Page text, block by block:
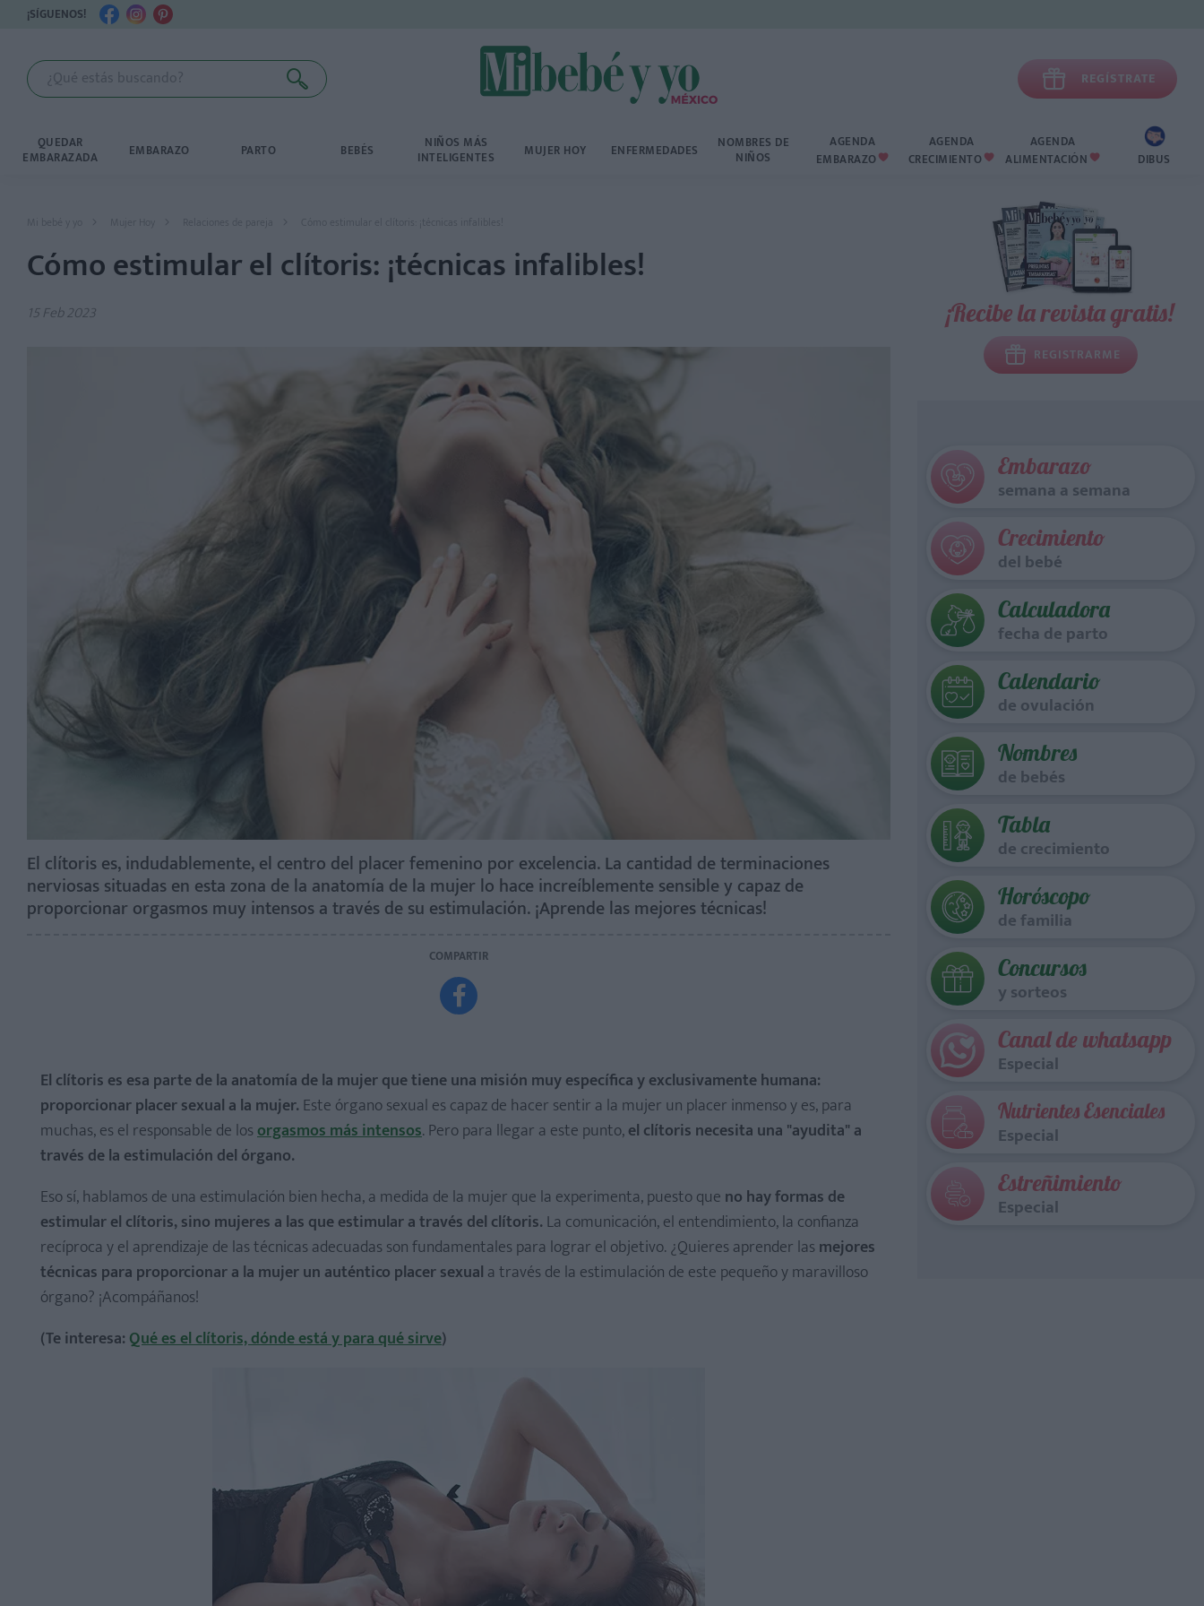
¡SÍGUENOS!
 REGÍSTRATE
QUEDAR
EMBARAZADA EMBARAZO PARTO BEBÉS NIÑOS MÁS
INTELIGENTES MUJER HOY ENFERMEDADES NOMBRES DE
NIÑOS
AGENDA
EMBARAZO 
AGENDA
CRECIMIENTO 
AGENDA
ALIMENTACIÓN  DIBUS
Mi bebé y yo Mujer Hoy Cómo estimular el clítoris: ¡técnicas infalibles!
Cómo estimular el clítoris: ¡técnicas infalibles!
15 Feb 2023
El clítoris es, indudablemente, el centro del placer femenino por excelencia. La cantidad de terminaciones
nerviosas situadas en esta zona de la anatomía de la mujer lo hace increíblemente sensible y capaz de
proporcionar orgasmos muy intensos a través de su estimulación. ¡Aprende las mejores técnicas!
COMPARTIR

El clítoris es esa parte de la anatomía de la mujer que tiene una misión muy específica y exclusivamente humana:
proporcionar placer sexual a la mujer. Este órgano sexual es capaz de hacer sentir a la mujer un placer inmenso y es, para
muchas, es el responsable de losorgasmos más intensos. Pero para llegar a este punto,el clítoris necesita una "ayudita" a
través de la estimulación del órgano.
Eso sí, hablamos de una estimulación bien hecha, a medida de la mujer que la experimenta, puesto que no hay formas de
estimular el clítoris, sino mujeres a las que estimular a través del clítoris. La comunicación, el entendimiento, la confianza
recíproca y el aprendizaje de las técnicas adecuadas son fundamentales para lograr el objetivo. ¿Quieres aprender las mejores
técnicas para proporcionar a la mujer un auténtico placer sexual a través de la estimulación de este pequeño y maravilloso
órgano? ¡Acompáñanos!
(Te interesa: Qué es el clítoris, dónde está y para qué sirve)
¡Recibe la revista gratis!
REGISTRARME
Embarazo
semana a semana
Crecimiento
del bebé
Calculadora
fecha de parto
Calendario
de ovulación
Nombres
de bebés
Tabla
de crecimiento
Horóscopo
de familia
Concursos
y sorteos
Canal de whatsapp
Especial
Nutrientes Esenciales
Especial
Estreñimiento
Especial